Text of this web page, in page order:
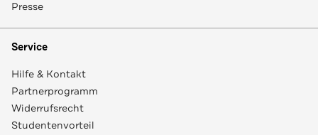
Presse
Service
Hilfe & Kontakt
Partnerprogramm
Widerrufsrecht
Studentenvorteil